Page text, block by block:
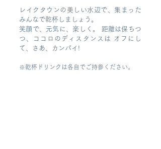
レイクタウンの美しい水辺で、集まった
みんなで乾杯しましょう。
笑顔で、元気に、楽しく。 距離は保ちつ
つ、ココロのディスタンスは オフにし
て、さあ、カンパイ!
※乾杯ドリンクは各自でご持参ください。